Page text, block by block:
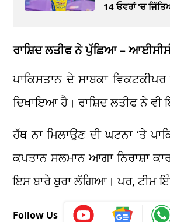
14 ਓਵਰਾਂ 'ਚ
ਰਾਸ਼ਿਦ ਲਤੀਫ ਨੇ ਪੁੱਛਿਆ –
ਪਾਕਿਸਤਾਨ ਦੇ ਸਾਬਕਾ
ਦਿਖਾਇਆ ਹੈ। ਰਾਸ਼ਿਦ ਲਤੀਫ ਨੇ
ਹੱਥ ਨਾ ਮਿਲਾਉਣ ਦੀ ਘਟਨਾ ‘ਤੇ
ਕਪਤਾਨ ਸਲਮਾਨ ਆਗਾ ਨਿਰਾਸ਼ਾ
ਇਸ ਬਾਰੇ ਬੁਰਾ ਲੱਗਿਆ। ਪਰ, ਟੀਮ
Follow Us